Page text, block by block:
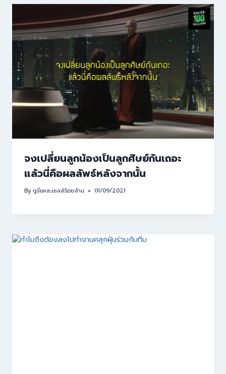
จงเปลี่ยนลูกน้องเป็นลูกศิษย์กันเถอะ
แล้วนี่คือผลลัพธ์หลังจากนั้น
Byกูนี่แหละเซลล์ร้อยล้าน 01/09/2021